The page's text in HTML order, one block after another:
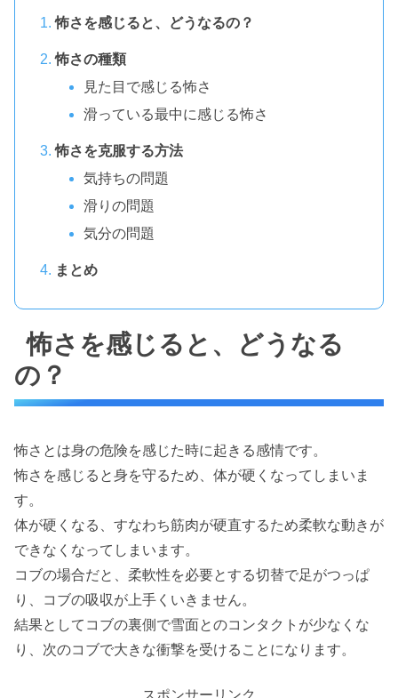
怖さを感じると、どうなるの？
怖さの種類
見た目で感じる怖さ
滑っている最中に感じる怖さ
怖さを克服する方法
気持ちの問題
滑りの問題
気分の問題
まとめ
怖さを感じると、どうなる
の？
怖さとは身の危険を感じた時に起きる感情です。
怖さを感じると身を守るため、体が硬くなってしまいま
す。
体が硬くなる、すなわち筋肉が硬直するため柔軟な動きが
できなくなってしまいます。
コブの場合だと、柔軟性を必要とする切替で足がつっぱ
り、コブの吸収が上手くいきません。
結果としてコブの裏側で雪面とのコンタクトが少なくな
り、次のコブで大きな衝撃を受けることになります。
スポンサーリンク